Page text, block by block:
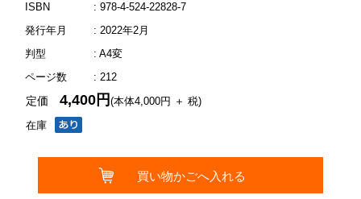
ISBN
: 978-4-524-22828-7
発行年月
: 2022年2月
判型
: A4変
ページ数
: 212
在庫
定価4,400円(本体4,000円 ＋ 税)